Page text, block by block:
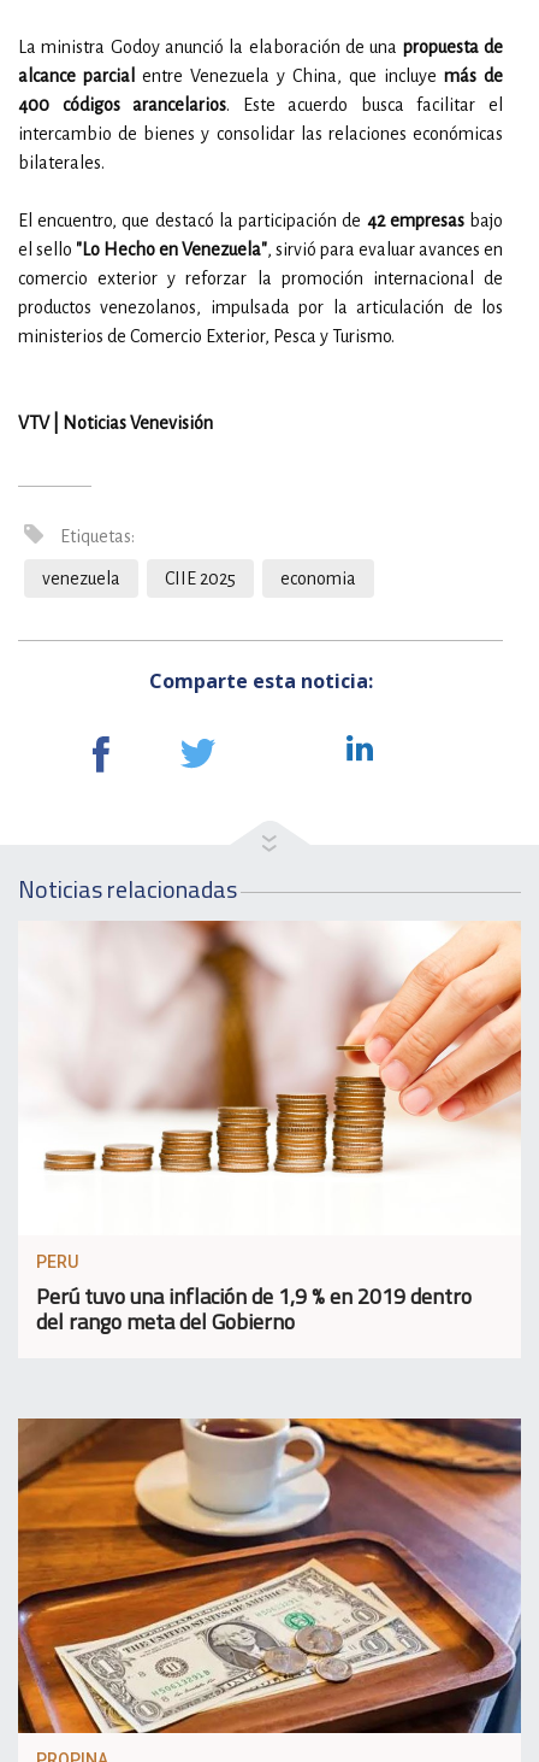
La ministra Godoy anunció la elaboración de una propuesta de
alcance parcial
entre Venezuela y China, que incluye más de
400 códigos arancelarios. Este acuerdo busca facilitar el
intercambio de bienes y consolidar las relaciones económicas
bilaterales.
El encuentro, que destacó la participación de 42 empresasbajo
el sello "Lo Hecho en Venezuela", sirvió para evaluar avances en
comercio exterior y reforzar la promoción internacional de
productos venezolanos, impulsada por la articulación de los
ministerios de Comercio Exterior, Pesca y Turismo.
VTV | Noticias Venevisión
Etiquetas:
venezuela CIIE 2025 economia
Comparte esta noticia:
Noticias relacionadas
PERU
Perú tuvo una inflación de 1,9 % en 2019 dentro
del rango meta del Gobierno